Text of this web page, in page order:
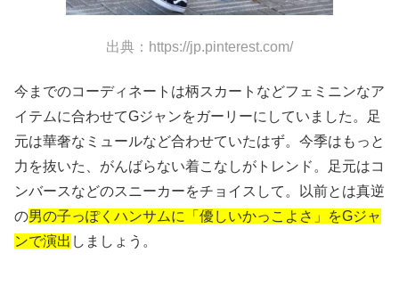
出典：https://jp.pinterest.com/
今までのコーディネートは柄スカートなどフェミニンなア
イテムに合わせてGジャンをガーリーにしていました。足
元は華奢なミュールなど合わせていたはず。今季はもっと
力を抜いた、がんばらない着こなしがトレンド。足元はコ
ンバースなどのスニーカーをチョイスして。以前とは真逆
の男の子っぽくハンサムに「優しいかっこよさ」をGジャ
ンで演出 しましょう。